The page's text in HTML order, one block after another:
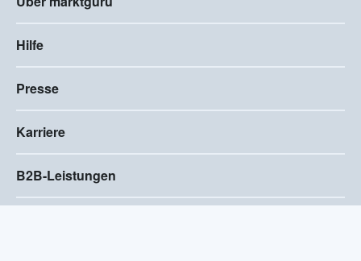
Hilfe
Presse
Karriere
B2B-Leistungen